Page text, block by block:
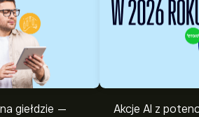
giełdzie —
Akcje AI z